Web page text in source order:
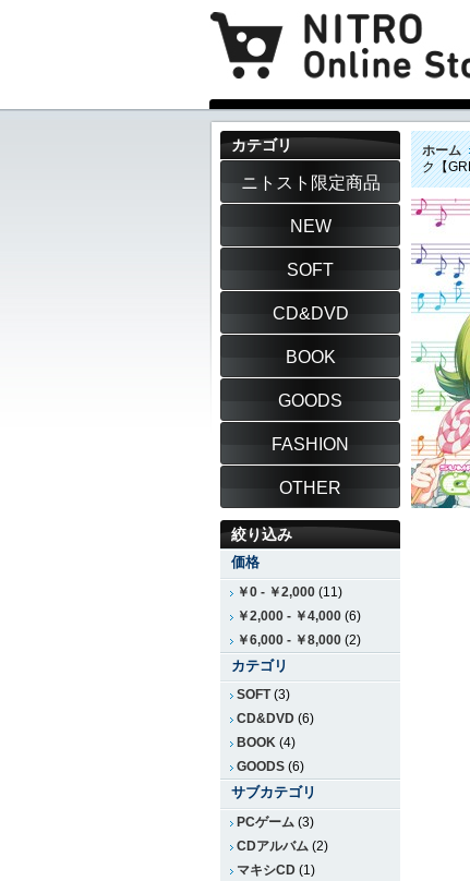
ホーム
ク【
カテゴリ
ニトスト限定商品
NEW
SOFT
CD&DVD
BOOK
GOODS
FASHION
OTHER
絞り込み
価格
￥0 - ￥2,000 (11)
￥2,000 - ￥4,000 (6)
￥6,000 - ￥8,000 (2)
カテゴリ
SOFT(3)
CD&DVD (6)
BOOK (4)
GOODS (6)
サブカテゴリ
PCゲーム (3)
CDアルバム (2)
マキシCD (1)